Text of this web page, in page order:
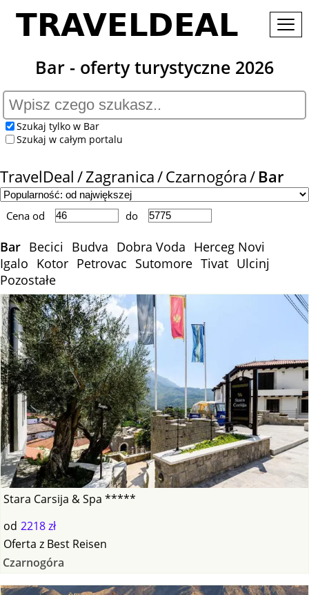
Bar - oferty turystyczne 2026
Szukaj tylko w Bar
Szukaj w całym portalu
TravelDeal Zagranica Czarnogóra Bar
Cena od do
Bar Becici Budva Dobra Voda Herceg Novi
Igalo Kotor Petrovac Sutomore Tivat Ulcinj
Pozostałe
Stara Carsija & Spa *****
od 2218 zł
Oferta z Best Reisen
Czarnogóra